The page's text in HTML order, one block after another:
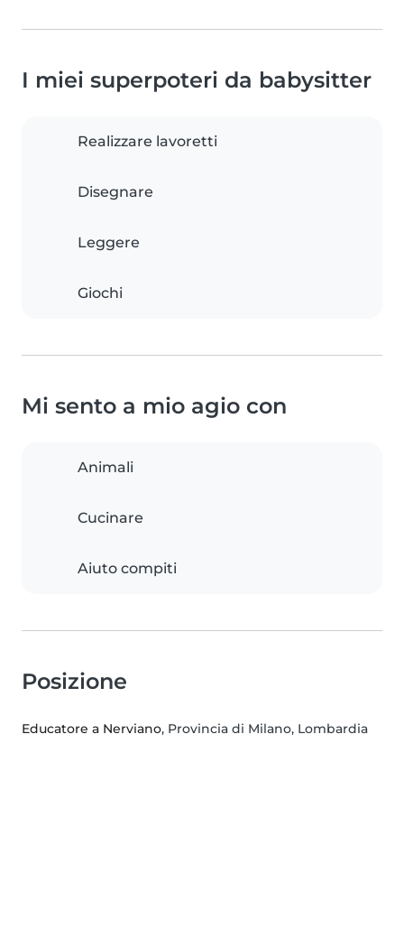
I miei superpoteri da babysitter
Realizzare lavoretti
Disegnare
Leggere
Giochi
Mi sento a mio agio con
Animali
Cucinare
Aiuto compiti
Posizione
Educatore a Nerviano, Provincia di Milano, Lombardia